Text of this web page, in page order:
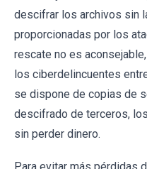
descifrar los archivos sin
proporcionadas por los
rescate no es
los ciberdelincuentes
se dispone de copias de
descifrado de terceros,
sin perder dinero.